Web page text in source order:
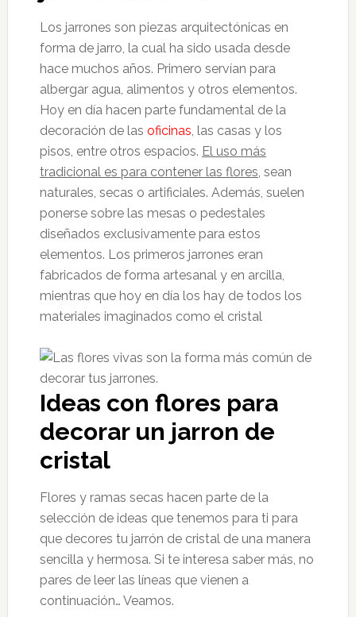
Los jarrones son piezas arquitectónicas en
forma de jarro, la cual ha sido usada desde
hace muchos años. Primero servían para
albergar agua, alimentos y otros elementos.
Hoy en día hacen parte fundamental de la
decoración de las oficinas, las casas y los
pisos, entre otros espacios. El uso más
tradicional es para contener las flores, sean
naturales, secas o artificiales. Además, suelen
ponerse sobre las mesas o pedestales
diseñados exclusivamente para estos
elementos. Los primeros jarrones eran
fabricados de forma artesanal y en arcilla,
mientras que hoy en día los hay de todos los
materiales imaginados como el cristal
Ideas con flores para
decorar un jarron de
cristal
Flores y ramas secas hacen parte de la
selección de ideas que tenemos para ti para
que decores tu jarrón de cristal de una manera
sencilla y hermosa. Si te interesa saber más, no
pares de leer las líneas que vienen a
continuación… Veamos.